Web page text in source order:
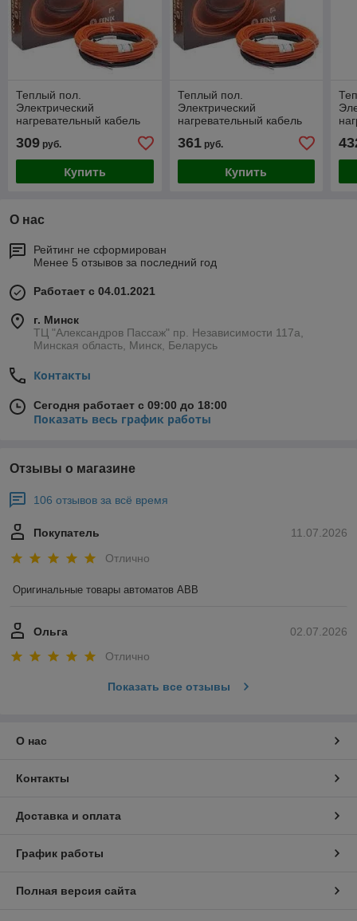
Теплый пол.
Электрический
нагревательный кабель
18420 - 420Вт - 24,0м/п
309 руб.
Купить
Теплый пол.
Электрический
нагревательный кабель
18520 - 520Вт - 28,4м/п
361руб.
Купить
О нас
Рейтинг не сформирован
Менее 5 отзывов за последний год
Работает с 04.01.2021
г. Минск
ТЦ "Александров Пассаж" пр. Независимости 117а,
Минская область, Минск, Беларусь
Контакты
Сегодня работает с 09:00 до 18:00
Показать весь график работы
Отзывы о магазине
106 отзывов за всё время
11.07.2026
Покупатель
Отлично
Оригинальные товары автоматов ABB
02.07.2026
Ольга
Отлично
Показать все отзывы
О нас
Контакты
Доставка и оплата
График работы
Полная версия сайта